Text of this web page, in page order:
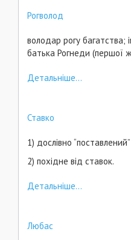
Рогволод
володар рогу багатства;
батька Рогнеди (першої
Детальніше...
Ставко
1) дослівно
2) похідне від ставок.
Детальніше...
Любас